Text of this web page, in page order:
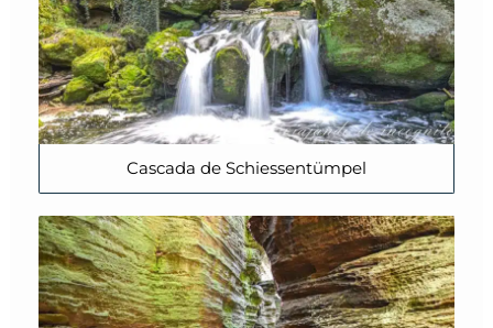
Cascada de Schiessentümpel